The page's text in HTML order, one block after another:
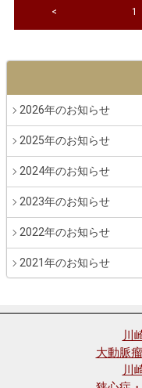
< 1
2026年のお知らせ
2025年のお知らせ
2024年のお知らせ
2023年のお知らせ
2022年のお知らせ
2021年のお知らせ
川
大動脈
川